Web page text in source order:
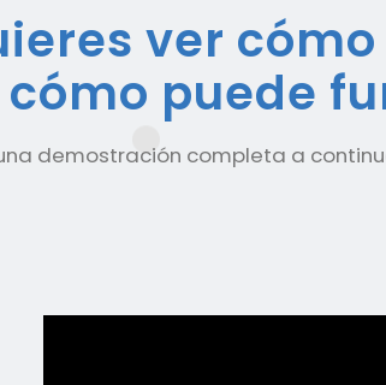
ver
cómo puede
demostración completa a